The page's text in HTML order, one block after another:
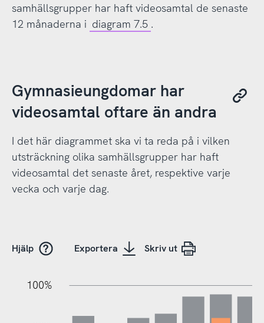
samhällsgrupper har haft videosamtal de senaste
12 månaderna i diagram 7.5 .
Gymnasieungdomar har
videosamtal oftare än andra
I det här diagrammet ska vi ta reda på i vilken
utsträckning olika samhällsgrupper har haft
videosamtal det senaste året, respektive varje
vecka och varje dag.
Hjälp Exportera Skriv ut
100%